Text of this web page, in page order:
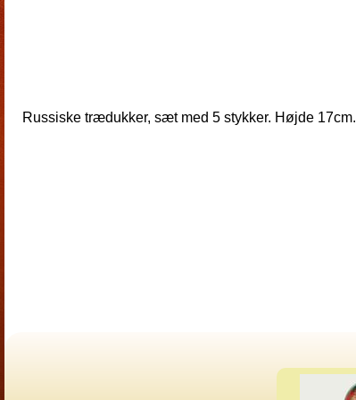
Russiske trædukker, sæt med 5 stykker. Højde 17cm.